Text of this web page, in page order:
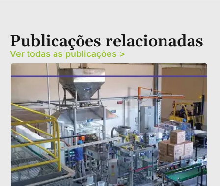
Publicações relacionadas
Ver todas as publicações >